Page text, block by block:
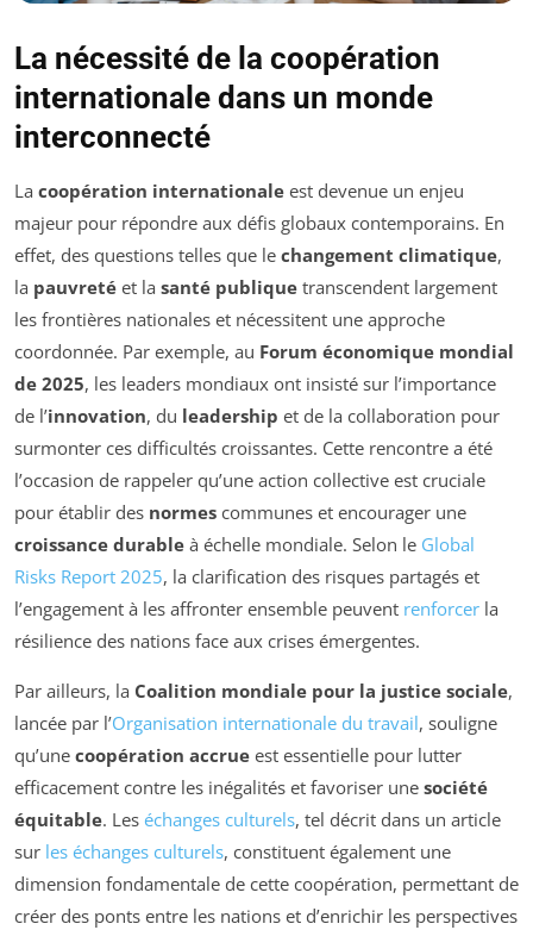
La nécessité de la coopération
internationale dans un monde
interconnecté
La coopération internationale est devenue un enjeu
majeur pour répondre aux défis globaux contemporains. En
effet, des questions telles que le changement climatique,
la pauvreté et la santé publique transcendent largement
les frontières nationales et nécessitent une approche
coordonnée. Par exemple, au Forum économique mondial
de 2025, les leaders mondiaux ont insisté sur l’importance
de l’innovation, du leadership et de la collaboration pour
surmonter ces difficultés croissantes. Cette rencontre a été
l’occasion de rappeler qu’une action collective est cruciale
pour établir des normes communes et encourager une
croissance durable à échelle mondiale. Selon le Global
Risks Report 2025, la clarification des risques partagés et
l’engagement à les affronter ensemble peuvent renforcer la
résilience des nations face aux crises émergentes.
Par ailleurs, la Coalition mondiale pour la justice sociale,
lancée par l’Organisation internationale du travail, souligne
qu’une coopération accrue est essentielle pour lutter
efficacement contre les inégalités et favoriser une société
équitable. Les échanges culturels, tel décrit dans un article
sur les échanges culturels, constituent également une
dimension fondamentale de cette coopération, permettant de
créer des ponts entre les nations et d’enrichir les perspectives